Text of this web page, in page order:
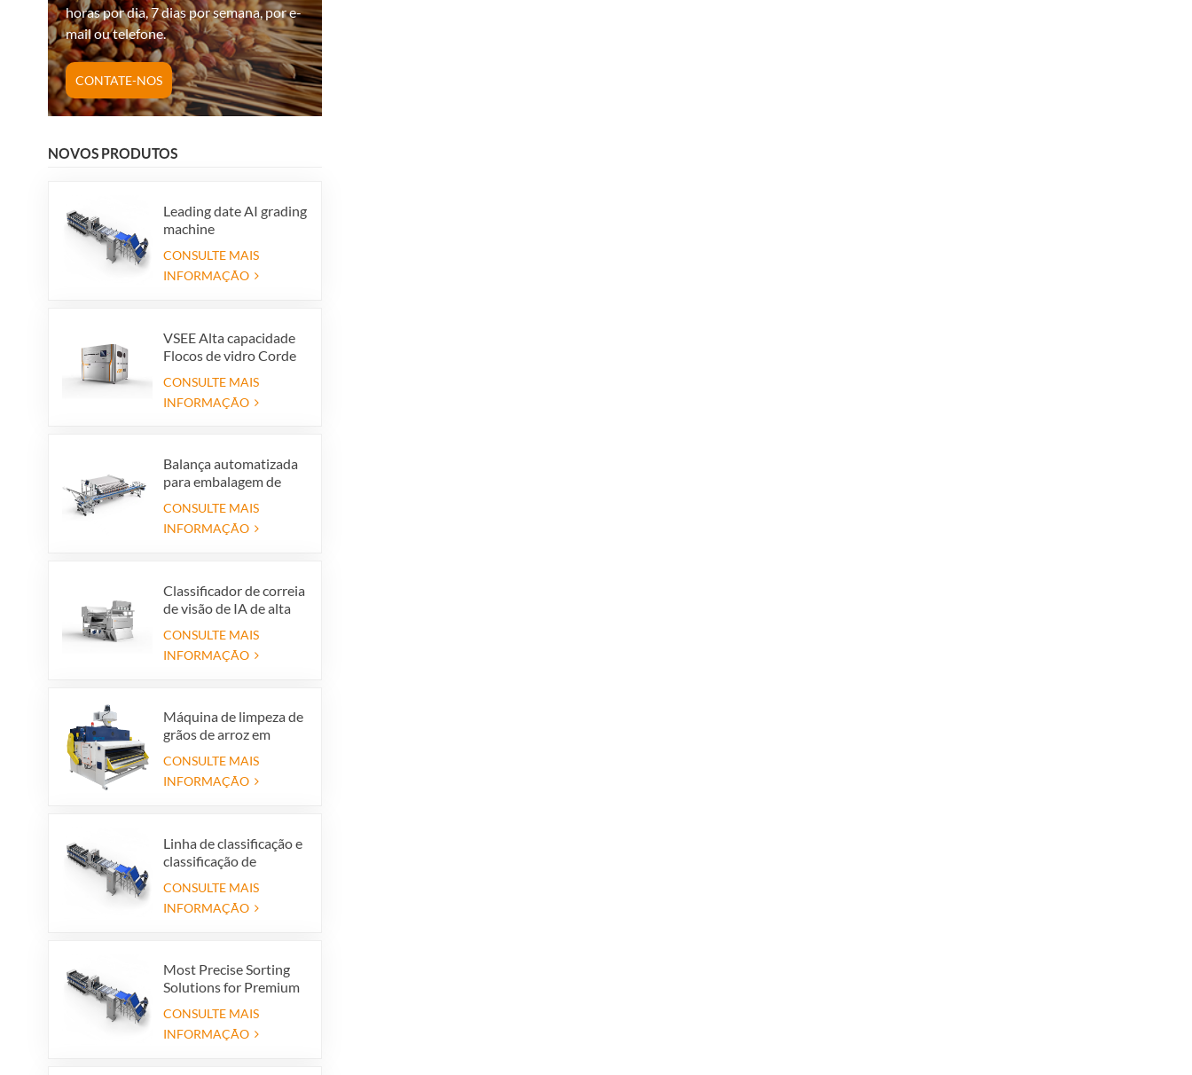
horas por dia, 7 dias por semana, por e-
mail ou telefone.
CONTATE-NOS
NOVOS PRODUTOS
Leading date AI grading
machine
CONSULTE MAIS
INFORMAÇÃO
VSEE Alta capacidade
Flocos de vidro Corde
classificação de cores
de vidro coloridas para
CONSULTE MAIS
INFORMAÇÃO
Balança automatizada
para embalagem de
mão de obra com
sistema de rejeição
CONSULTE MAIS
INFORMAÇÃO
Classificador de correia
de visão de IA de alta
CONSULTE MAIS
INFORMAÇÃO
Máquina de limpeza de
grãos de arroz em
vibratória para limpeza
de arroz em casca,
CONSULTE MAIS
INFORMAÇÃO
Linha de classificação e
classificação de
Aumente o valor do seu
produto e o lucro da
CONSULTE MAIS
INFORMAÇÃO
Most Precise Sorting
Solutions for Premium
Grader powered by
VSEE AI technology
CONSULTE MAIS
INFORMAÇÃO